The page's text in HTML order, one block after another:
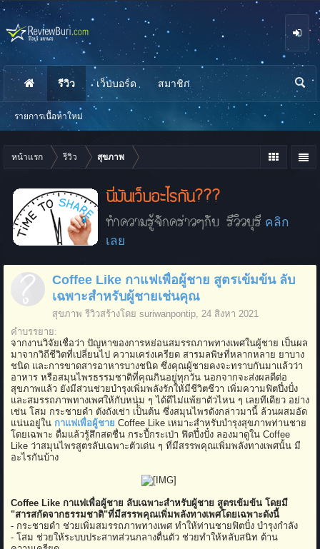
หน้าแรก รีวิว สุขภาพ
นี่มันเว็บอะไรกัน???
ทำความรู้จักคร่าวๆกับ รีวิวบุรี คลิก
เลย
Coffee Like กาแฟเพื่อผู้ชาย สูตรเข้มข้น ลับ
เฉพาะสำหรับผู้ชายเช่นคุณ
สุขภาพ รีวิวสร้างโดย suriwanpontip, 24 สิงหา 2021
คำบรรยาย:
จากงานวิจัยเชื่อว่า ปัญหาของการหย่อนสมรรถภาพทางเพศในผู้ชาย เป็นผล
มาจากวิถีชีวิตที่เปลี่ยนไป ความเคร่งเครียด สารมลพิษที่หลากหลาย ยาบาง
ชนิด และการขาดสารอาหารบางชนิด ซึ่งคุณผู้ชายคงจะทราบกันมาแล้วว่า
อาหาร หรือสมุนไพรธรรมชาติที่คุณกินอยู่ทุกวัน นอกจากจะส่งผลดีต่อ
สุขภาพแล้ว ยังมีส่วนช่วยบำรุงเพิ่มพลังรักให้มีชีวิตชีวา เพิ่มความฟิตปึ๋งปั๋ง
และสมรรถภาพทางเพศให้กับหนุ่ม ๆ ได้ดีไม่แพ้ยาตัวไหน ๆ เลยทีเดียว อย่าง
เช่น โสม กระชายดำ ตังถังเช่า เป็นต้น ซึ่งสมุนไพรดังกล่าวมานี้ ล้วนผสมอัด
แน่นอยู่ใน กาแฟเพื่อผู้ชาย Coffee Like เหมาะสำหรับบำรุงสุขภาพท่านชาย
โดยเฉพาะ ดื่มแล้วรู้สึกสดชื่น กระปี้กระเป่า ฟิตปึ๋งปั๋ง ลองมาดูใน Coffee
Like ว่าสมุนไพรสูตรลับเฉพาะตัวเด่น ๆ ที่มีสรรพคุณเพิ่มพลังทางเพศนั้น มี
อะไรกันบ้าง
Coffee Like กาแฟเพื่อผู้ชาย ลับเฉพาะสำหรับผู้ชาย สูตรเข้มข้น โดยมี
"สารสกัดจากธรรมชาติ"ที่มีสรรพคุณเพิ่มพลังทางเพศโดยเฉพาะดังนี้
- กระชายดำ ช่วยเพิ่มสมรรถภาพทางเพศ ทำให้ท่านชายฟิตปั๋ง บำรุงกำลัง
- โสม ช่วยให้ระบบประสาทส่วนกลางตื่นตัว ช่วยทำให้หลับสนิท ต้าน
รีวิว
รายการเนื้อหาใหม่
เว็บบอร์ด สมาชิก
นห
า